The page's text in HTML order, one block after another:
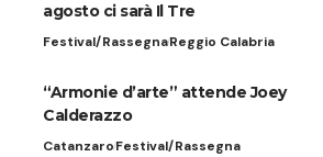
agosto ci sarà Il Tre
Festival/RassegnaReggio Calabria
“Armonie d’arte” attende Joey
Calderazzo
CatanzaroFestival/Rassegna